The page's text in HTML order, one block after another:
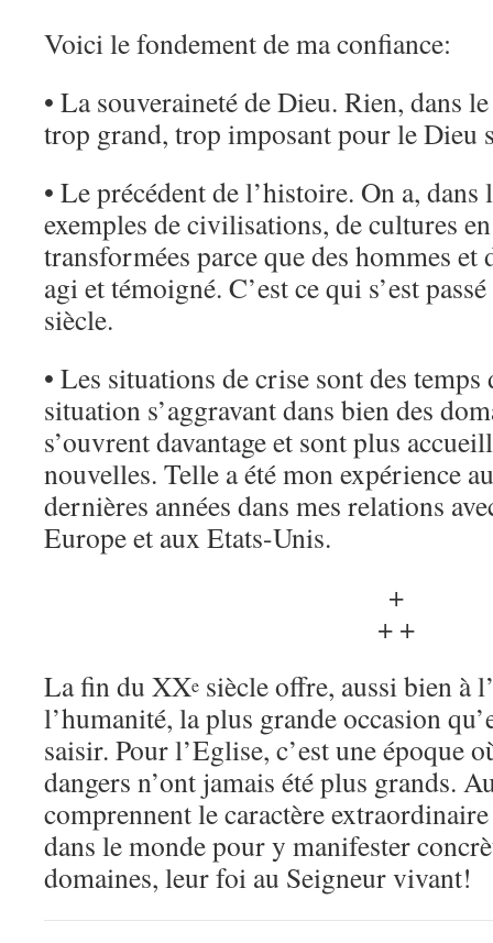
Voici le fondement de ma confiance:
• La souveraineté de Dieu. Rien, dans
trop grand, trop imposant pour le Dieu
• Le précédent de l’histoire. On a,
exemples de civilisations, de cultures
transformées parce que des hommes et
agi et témoigné. C’est ce qui s’est
siècle.
• Les situations de crise sont des temps
situation s’aggravant dans bien des
s’ouvrent davantage et sont plus
nouvelles. Telle a été mon expérience
dernières années dans mes relations
Europe et aux Etats-Unis.
+
+ +
La fin du XXe siècle offre, aussi bien à
l’humanité, la plus grande occasion
saisir. Pour l’Eglise, c’est une époque
dangers n’ont jamais été plus grands.
comprennent le caractère
dans le monde pour y manifester
domaines, leur foi au Seigneur vivant!